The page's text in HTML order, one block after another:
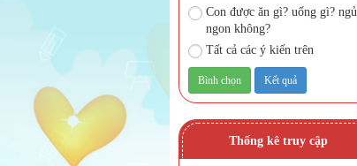
Con được ăn gì? uống gì? ngủ
ngon không?
Tất cả các ý kiến trên
Thống kê truy cập